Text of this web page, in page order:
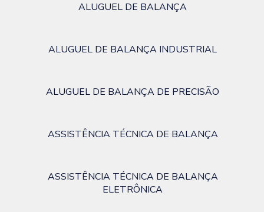
ALUGUEL DE BALANÇA
ALUGUEL DE BALANÇA INDUSTRIAL
ALUGUEL DE BALANÇA DE PRECISÃO
ASSISTÊNCIA TÉCNICA DE BALANÇA
ASSISTÊNCIA TÉCNICA DE BALANÇA
ELETRÔNICA